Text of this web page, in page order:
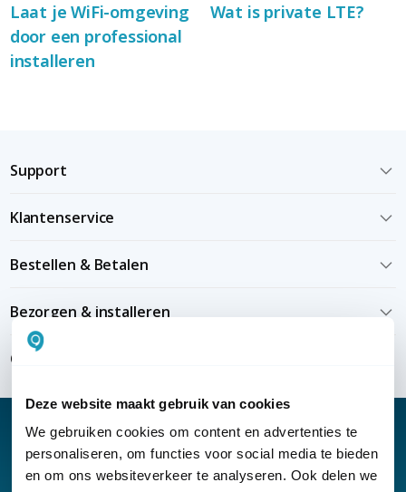
Deze website maakt gebruik van cookies
We gebruiken cookies om content en advertenties te
personaliseren, om functies voor social media te bieden
en om ons websiteverkeer te analyseren. Ook delen we
Laat je WiFi-omgeving
door een professional
installeren
Wat is private LTE?
Support
Klantenservice
Bestellen & Betalen
Bezorgen & installeren
Over KommaGo
Nieuwsbrief